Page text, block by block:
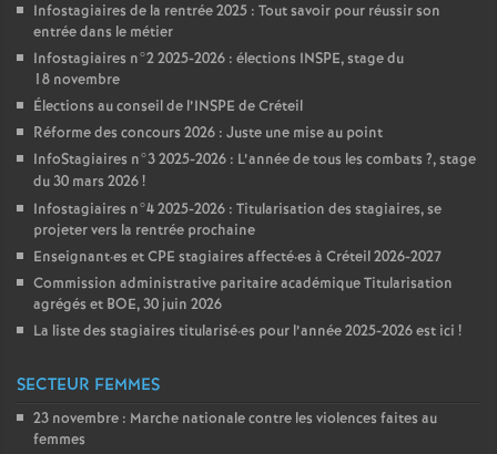
Infostagiaires de la rentrée 2025 : Tout savoir pour réussir son
entrée dans le métier
Infostagiaires n°2 2025-2026 : élections INSPE, stage du
18 novembre
Élections au conseil de l’INSPE de Créteil
Réforme des concours 2026 : Juste une mise au point
InfoStagiaires n°3 2025-2026 : L’année de tous les combats ?, stage
du 30 mars 2026!
Infostagiaires n°4 2025-2026 : Titularisation des stagiaires, se
projeter vers la rentrée prochaine
Enseignant·es etCPE stagiaires affecté·es à Créteil 2026-2027
Commission administrative paritaire académique Titularisation
agrégés et BOE, 30 juin 2026
La liste des stagiaires titularisé·es pour l’année 2025-2026 est ici !
SECTEUR FEMMES
23 novembre : Marche nationale contre les violences faites au
femmes